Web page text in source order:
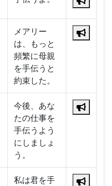
メアリー
は、もっと
頻繁に母親
を手伝うと
約束した。
今後、あな
たの仕事を
手伝うよう
にしましょ
う。
私は君を手